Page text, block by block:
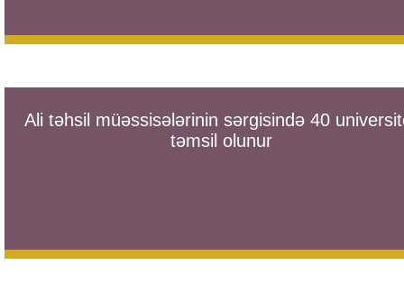
Ali təhsil müəssisələrinin sərgisində 40
təmsil olunur